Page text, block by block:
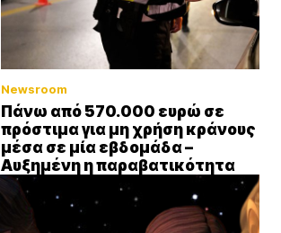
Newsroom
Πάνω από 570.000 ευρώ σε
πρόστιμα για μη χρήση κράνους
μέσα σε μία εβδομάδα –
Αυξημένη η παραβατικότητα